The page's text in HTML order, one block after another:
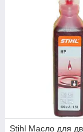
Stihl Масло для